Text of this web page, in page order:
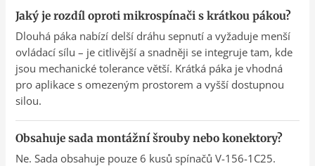
Jaký je rozdíl oproti mikrospínači s krátkou pákou?
Dlouhá páka nabízí delší dráhu sepnutí a vyžaduje menší
ovládací sílu – je citlivější a snadněji se integruje tam, kde
jsou mechanické tolerance větší. Krátká páka je vhodná
pro aplikace s omezeným prostorem a vyšší dostupnou
silou.
Obsahuje sada montážní šrouby nebo konektory?
Ne. Sada obsahuje pouze 6 kusů spínačů V-156-1C25.